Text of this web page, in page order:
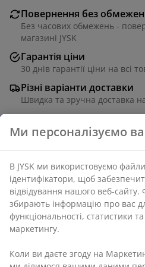
Повернення без
Без часових обмежень -
магазині JYSK
Гарантія ціни
30 днів гарантії ціни на всі
Різні варіанти доставки
Швидка та зручна доставка
Поліпропілен. 33х42 см
Артикул: 1764740
Характеристики